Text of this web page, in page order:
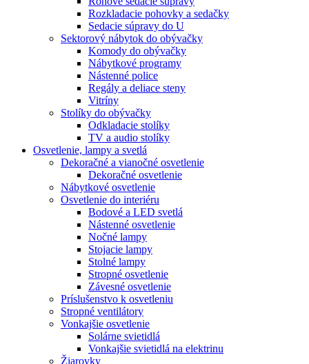
Rozkladacie pohovky a sedačky
Sedacie súpravy do U
Sektorový nábytok do obývačky
Komody do obývačky
Nábytkové programy
Nástenné police
Regály a deliace steny
Vitríny
Stolíky do obývačky
Odkladacie stolíky
TV a audio stolíky
Osvetlenie, lampy a svetlá
Dekoračné a vianočné osvetlenie
Dekoračné osvetlenie
Nábytkové osvetlenie
Osvetlenie do interiéru
Bodové a LED svetlá
Nástenné osvetlenie
Nočné lampy
Stojacie lampy
Stolné lampy
Stropné osvetlenie
Závesné osvetlenie
Príslušenstvo k osvetleniu
Stropné ventilátory
Vonkajšie osvetlenie
Solárne svietidlá
Vonkajšie svietidlá na elektrinu
Žiarovky